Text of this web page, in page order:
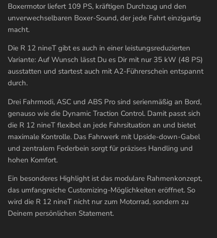
Boxermotor liefert 109 PS, kräftigen Durchzug und den
unverwechselbaren Boxer-Sound, der jede Fahrt einzigartig
macht.
Die R 12 nineT gibt es auch in einer leistungsreduzierten
Variante: Auf Wunsch lässt Du es Dir mit nur 35 kW (48 PS)
ausstatten und startest auch mit A2-Führerschein entspannt
durch.
Drei Fahrmodi, ASC und ABS Pro sind serienmäßig an Bord,
genauso wie die Dynamic Traction Control. Damit passt sich
die R 12 nineT flexibel an jede Fahrsituation an und bietet
maximale Kontrolle. Das Fahrwerk mit Upside-down-Gabel
und zentralem Federbein sorgt für präzises Handling und
hohen Komfort.
Ein besonderes Highlight ist das modulare Rahmenkonzept,
das umfangreiche Customizing-Möglichkeiten eröffnet. So
wird die R 12 nineT nicht nur zum Motorrad, sondern zu
Deinem persönlichen Statement.